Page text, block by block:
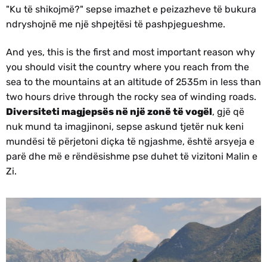
"Ku të shikojmë?" sepse imazhet e peizazheve të bukura
ndryshojnë me një shpejtësi të pashpjegueshme.
And yes, this is the first and most important reason why
you should visit the country where you reach from the
sea to the mountains at an altitude of 2535m in less than
two hours drive through the rocky sea of winding roads.
Diversiteti magjepsës në një zonë të vogël, gjë që
nuk mund ta imagjinoni, sepse askund tjetër nuk keni
mundësi të përjetoni diçka të ngjashme, është arsyeja e
parë dhe më e rëndësishme pse duhet të vizitoni Malin e
Zi.